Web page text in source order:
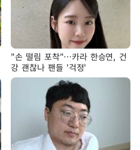
"손 떨림 포착"…카라 한승연, 건
강 괜찮나 팬들 '걱정'